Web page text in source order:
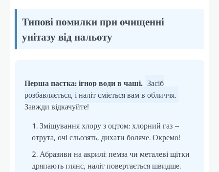
Типові помилки при очищенні
унітазу від нальоту
Перша пастка: ігнор води в чаші. Засіб
розбавляється, і наліт сміється вам в обличчя.
Завжди відкачуйте!
Змішування хлору з оцтом: хлорний газ –
отрута, очі сльозять, дихати боляче. Окремо!
Абразиви на акрилі: пемза чи металеві щітки
дряпають глянс, наліт повертається швидше.